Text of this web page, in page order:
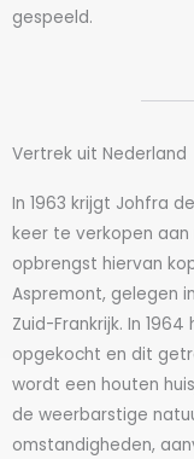
gespeeld.
Vertrek uit Nederland
In 1963 krijgt Johfra
keer te verkopen aan
opbrengst hiervan
Aspremont, gelegen
Zuid-Frankrijk. In
opgekocht en dit
wordt een houten
de weerbarstige
omstandigheden,